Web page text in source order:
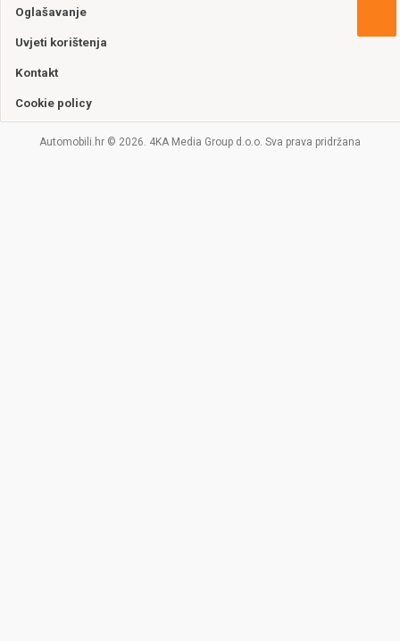
Oglašavanje
Uvjeti korištenja
Kontakt
Cookie policy
Automobili.hr © 2026. 4KA Media Group d.o.o. Sva prava pridržana